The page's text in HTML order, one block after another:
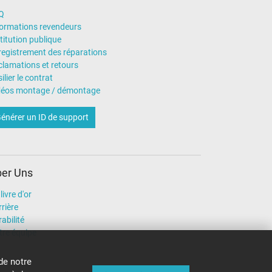
notre
revendeurs
publique
des réparations
et retours
le contrat
montage / démontage
un ID de support
Uns
d'or
équipe